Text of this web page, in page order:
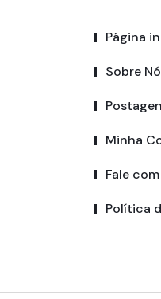
Página
Sobre
Minha
Fale
Política